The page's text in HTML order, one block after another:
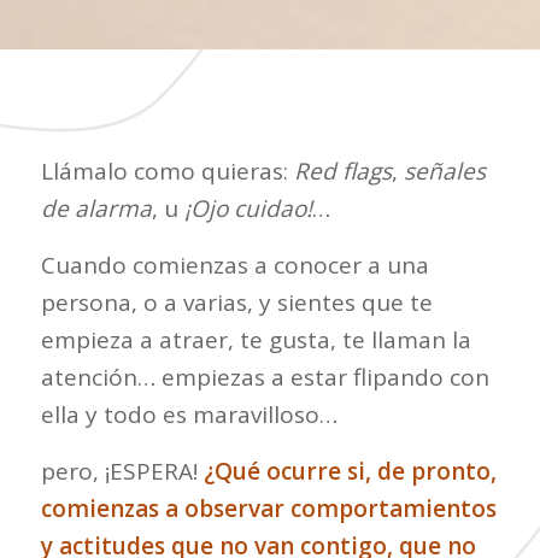
Llámalo como quieras: Red flags, señales
de alarma, u ¡Ojo cuidao!…
Cuando comienzas a conocer a una
persona, o a varias, y sientes que te
empieza a atraer, te gusta, te llaman la
atención… empiezas a estar flipando con
ella y todo es maravilloso…
pero, ¡ESPERA! ¿Qué ocurre si, de pronto,
comienzas a observar comportamientos
y actitudes que no van contigo, que no